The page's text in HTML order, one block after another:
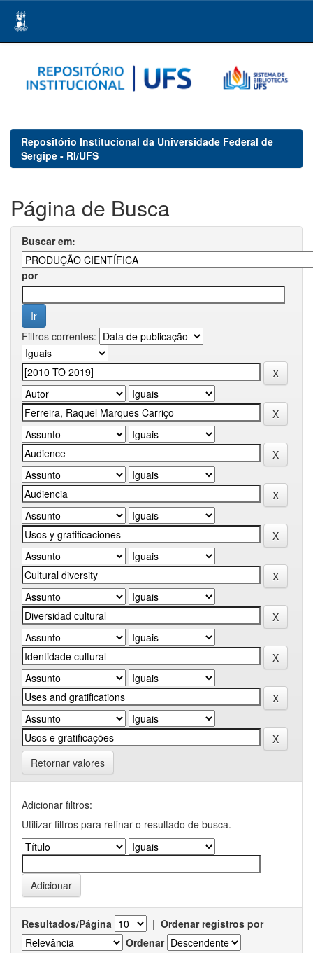
navigation
Repositório Institucional da Universidade Federal de
Sergipe - RI/UFS
Página de Busca
Buscar em:
por
Filtros correntes:
Retornar valores
Adicionar filtros:
Utilizar filtros para refinar o resultado de busca.
Resultados/Página | Ordenar registros por
Ordenar